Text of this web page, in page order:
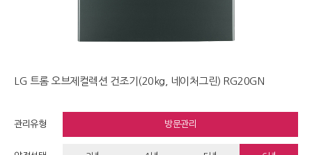
LG 트롬 오브제컬렉션 건조기(20kg, 네이처그린) RG20GN
관리유형 방문관리